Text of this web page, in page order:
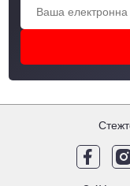
Металобази
метал груп
"АВ метал груп"
можливостями
продукції та
здійснюється пер